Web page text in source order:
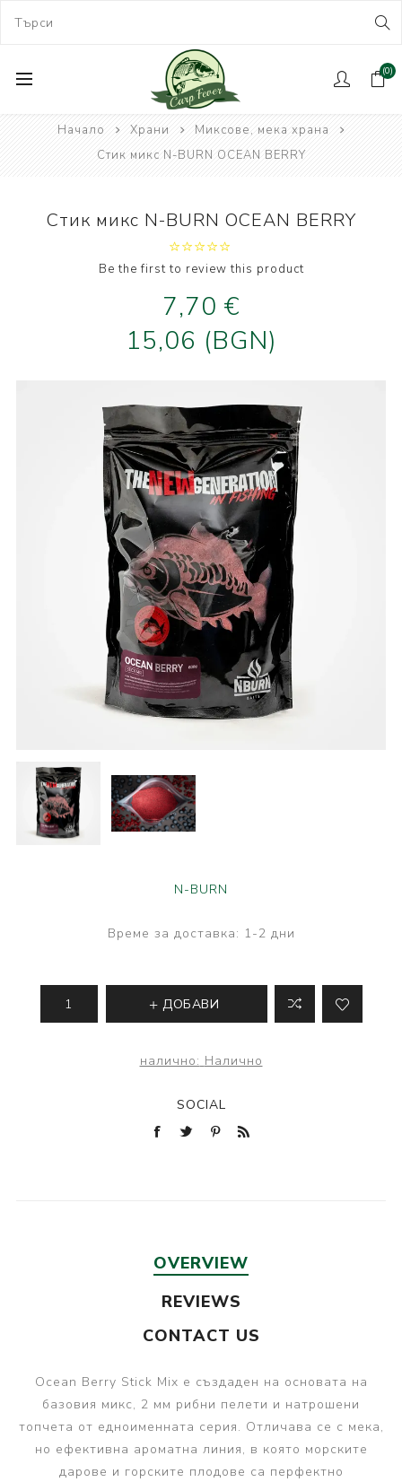
(0)
Начало Храни
Миксове, мека храна
Стик микс N-BURN OCEAN BERRY
Стик микс N-BURN OCEAN BERRY
Be the first to review this product
7,70 €
15,06 (BGN)
N-BURN
Време за доставка: 1-2 дни
ДОБАВИ
налично: Налично
SOCIAL
OVERVIEW
REVIEWS
CONTACT US
Ocean Berry Stick Mix е създаден на основата на
базовия микс, 2 мм рибни пелети и натрошени
топчета от едноименната серия. Отличава се с мека,
но ефективна ароматна линия, в която морските
дарове и горските плодове са перфектно